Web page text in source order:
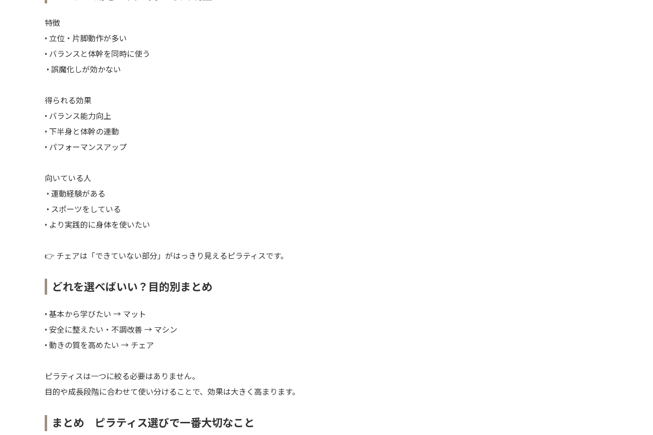
特徴
• 立位・片脚動作が多い
• バランスと体幹を同時に使う
• 誤魔化しが効かない
得られる効果
• バランス能力向上
• 下半身と体幹の連動
• パフォーマンスアップ
向いている人
• 運動経験がある
• スポーツをしている
• より実践的に身体を使いたい
👉 チェアは「できていない部分」がはっきり見えるピラティスです。
どれを選べばいい？目的別まとめ
• 基本から学びたい → マット
• 安全に整えたい・不調改善 → マシン
• 動きの質を高めたい → チェア
ピラティスは一つに絞る必要はありません。
目的や成長段階に合わせて使い分けることで、効果は大きく高まります。
まとめ ピラティス選びで一番大切なこと